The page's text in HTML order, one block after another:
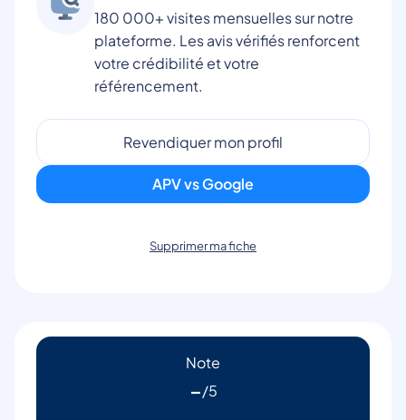
180 000+ visites mensuelles sur notre
plateforme. Les avis vérifiés renforcent
votre crédibilité et votre
référencement.
Revendiquer mon profil
APV vs Google
Supprimer ma fiche
Note
-